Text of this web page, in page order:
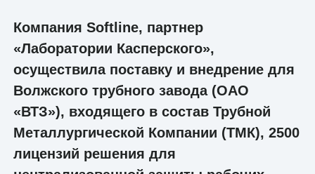
Компания Softline, партнер
«Лаборатории Касперского»,
осуществила поставку и внедрение для
Волжского трубного завода (ОАО
«ВТЗ»), входящего в состав Трубной
Металлургической Компании (ТМК), 2500
лицензий решения для